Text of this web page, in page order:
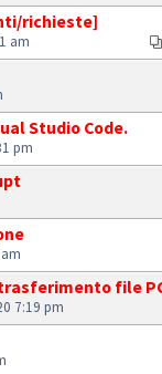
richieste]
am
Studio Code.
pm
file
7:19 pm